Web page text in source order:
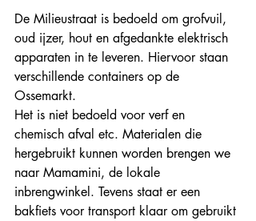
De Milieustraat is bedoeld om grofvuil,
oud ijzer, hout en afgedankte elektrisch
apparaten in te leveren. Hiervoor staan
verschillende containers op de
Ossemarkt.
Het is niet bedoeld voor verf en
chemisch afval etc. Materialen die
hergebruikt kunnen worden brengen we
naar Mamamini, de lokale
inbrengwinkel. Tevens staat er een
bakfiets voor transport klaar om gebruikt